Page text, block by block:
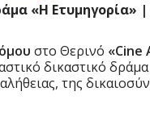
«Η Ετυμηγορία»
στο Θερινό «Cine
δικαστικό
της